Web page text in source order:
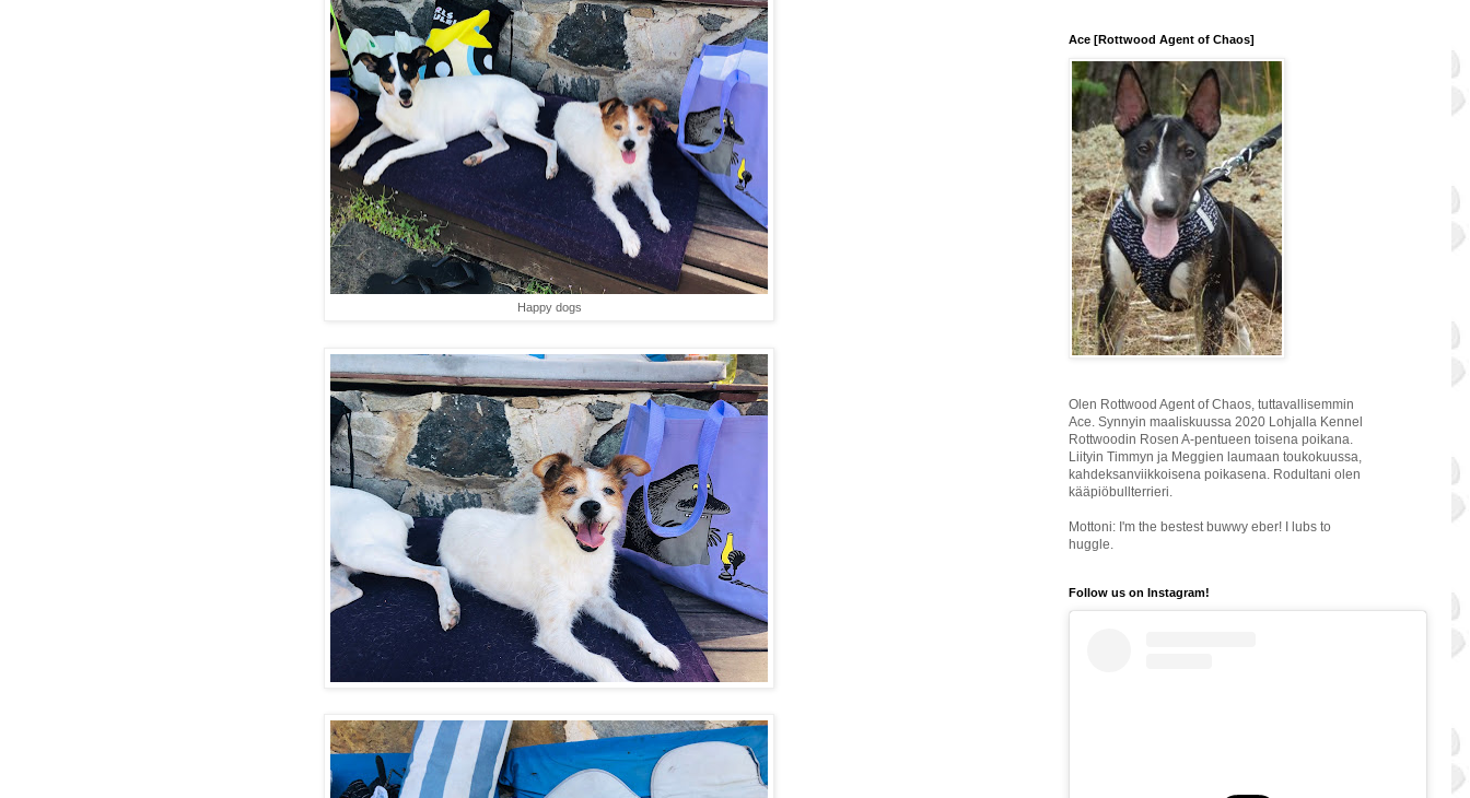
Happy dogs
Ace [Rottwood Agent of Chaos]
Olen Rottwood Agent of Chaos, tuttavallisemmin
Ace. Synnyin maaliskuussa 2020 Lohjalla Kennel
Rottwoodin Rosen A-pentueen toisena poikana.
Liityin Timmyn ja Meggien laumaan toukokuussa,
kahdeksanviikkoisena poikasena. Rodultani olen
kääpiöbullterrieri.
Mottoni: I'm the bestest buwwy eber! I lubs to
huggle.
Follow us on Instagram!